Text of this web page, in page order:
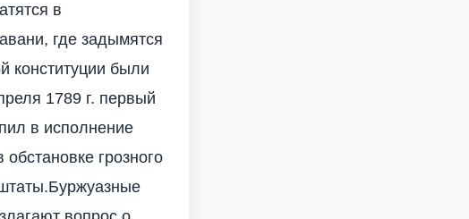
в
где задымятся
конституции были
1789 г. первый
в исполнение
грозного